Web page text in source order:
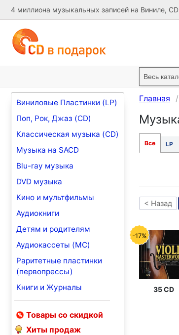
4 миллиона музыкальных записей на Виниле, CD
Виниловые Пластинки (LP)
Поп, Рок, Джаз (CD)
Классическая музыка (CD)
Музыка на SACD
Blu-ray музыка
DVD музыка
Кино и мультфильмы
Аудиокниги
Детям и родителям
Аудиокассеты (MC)
Раритетные пластинки
(первопрессы)
Книги и Журналы
Товары со скидкой
Хиты продаж
Главная
Все LP
< Назад
-17%
35 CD